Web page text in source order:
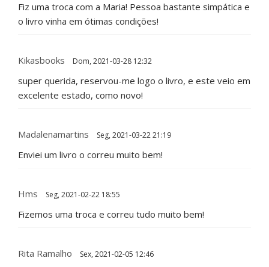
Fiz uma troca com a Maria! Pessoa bastante simpática e
o livro vinha em ótimas condições!
Kikasbooks Dom, 2021-03-28 12:32
super querida, reservou-me logo o livro, e este veio em
excelente estado, como novo!
Madalenamartins Seg, 2021-03-22 21:19
Enviei um livro o correu muito bem!
Hms Seg, 2021-02-22 18:55
Fizemos uma troca e correu tudo muito bem!
Rita Ramalho Sex, 2021-02-05 12:46